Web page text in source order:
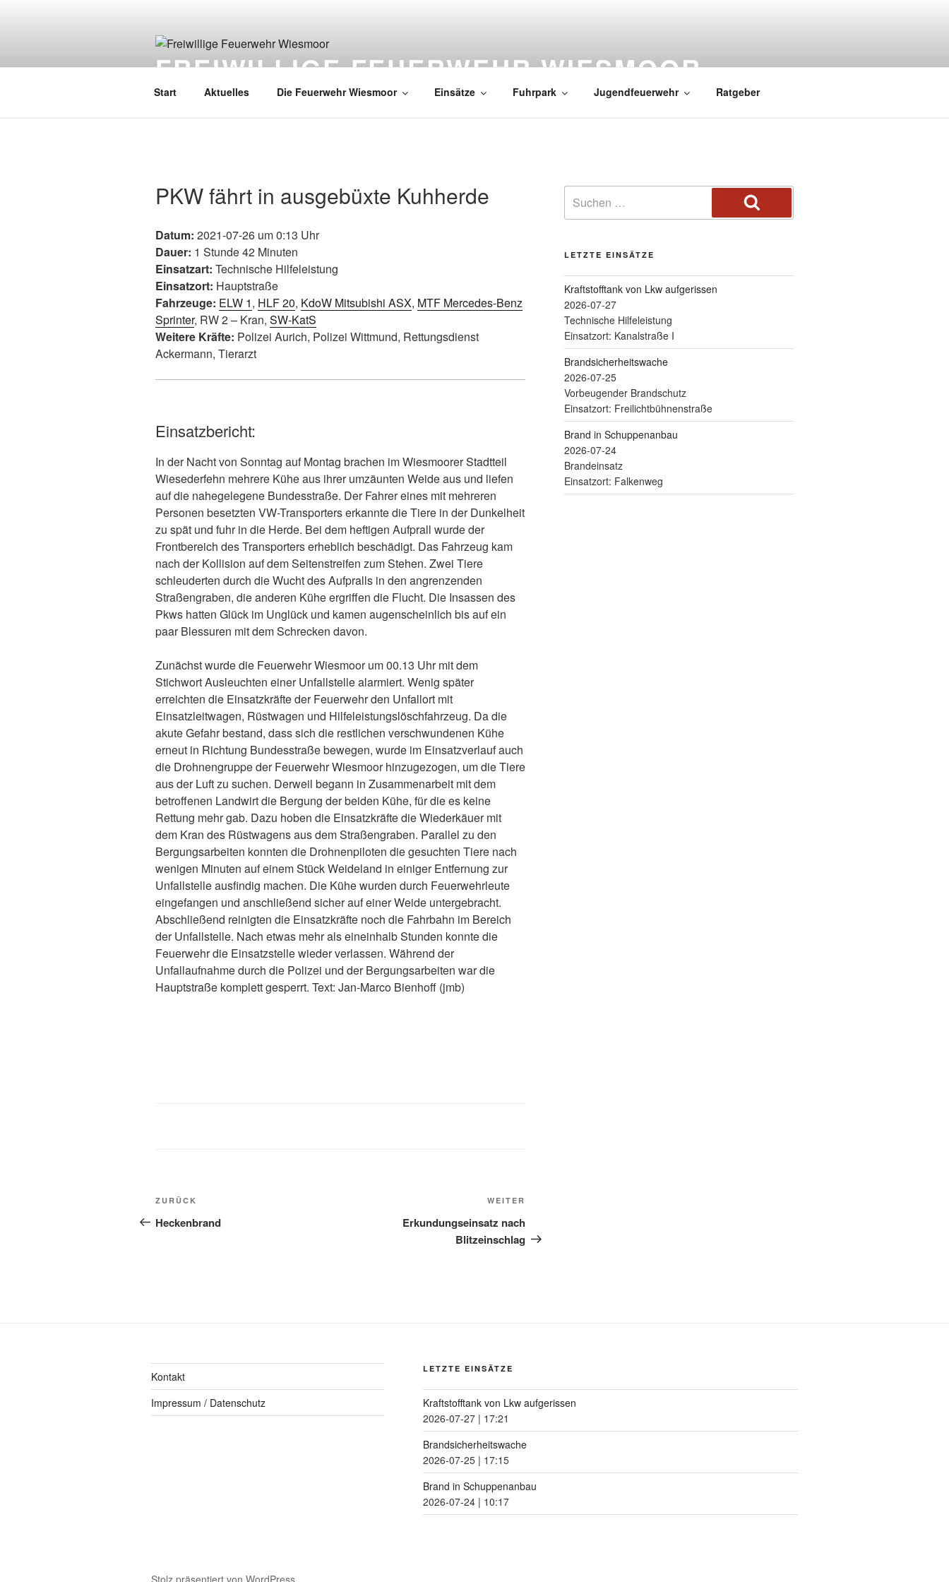
FREIWILLIGE FEUERWEHR WIESMOOR
Start Aktuelles Die Feuerwehr Wiesmoor Einsätze Fuhrpark Jugendfeuerwehr Ratgeber
PKW fährt in ausgebüxte Kuhherde
Datum: 2021-07-26 um 0:13 Uhr
Dauer: 1 Stunde 42 Minuten
Einsatzart: Technische Hilfeleistung
Einsatzort: Hauptstraße
Fahrzeuge: ELW 1, HLF 20, KdoW Mitsubishi ASX, MTF Mercedes-Benz
Sprinter, RW 2 – Kran, SW-KatS
Weitere Kräfte: Polizei Aurich, Polizei Wittmund, Rettungsdienst
Ackermann, Tierarzt
Einsatzbericht:
In der Nacht von Sonntag auf Montag brachen im Wiesmoorer Stadtteil
Wiesederfehn mehrere Kühe aus ihrer umzäunten Weide aus und liefen
auf die nahegelegene Bundesstraße. Der Fahrer eines mit mehreren
Personen besetzten VW-Transporters erkannte die Tiere in der Dunkelheit
zu spät und fuhr in die Herde. Bei dem heftigen Aufprall wurde der
Frontbereich des Transporters erheblich beschädigt. Das Fahrzeug kam
nach der Kollision auf dem Seitenstreifen zum Stehen. Zwei Tiere
schleuderten durch die Wucht des Aufpralls in den angrenzenden
Straßengraben, die anderen Kühe ergriffen die Flucht. Die Insassen des
Pkws hatten Glück im Unglück und kamen augenscheinlich bis auf ein
paar Blessuren mit dem Schrecken davon.
Zunächst wurde die Feuerwehr Wiesmoor um 00.13 Uhr mit dem
Stichwort Ausleuchten einer Unfallstelle alarmiert. Wenig später
erreichten die Einsatzkräfte der Feuerwehr den Unfallort mit
Einsatzleitwagen, Rüstwagen und Hilfeleistungslöschfahrzeug. Da die
akute Gefahr bestand, dass sich die restlichen verschwundenen Kühe
erneut in Richtung Bundesstraße bewegen, wurde im Einsatzverlauf auch
die Drohnengruppe der Feuerwehr Wiesmoor hinzugezogen, um die Tiere
aus der Luft zu suchen. Derweil begann in Zusammenarbeit mit dem
betroffenen Landwirt die Bergung der beiden Kühe, für die es keine
Rettung mehr gab. Dazu hoben die Einsatzkräfte die Wiederkäuer mit
dem Kran des Rüstwagens aus dem Straßengraben. Parallel zu den
Bergungsarbeiten konnten die Drohnenpiloten die gesuchten Tiere nach
wenigen Minuten auf einem Stück Weideland in einiger Entfernung zur
Unfallstelle ausfindig machen. Die Kühe wurden durch Feuerwehrleute
eingefangen und anschließend sicher auf einer Weide untergebracht.
Abschließend reinigten die Einsatzkräfte noch die Fahrbahn im Bereich
der Unfallstelle. Nach etwas mehr als eineinhalb Stunden konnte die
Feuerwehr die Einsatzstelle wieder verlassen. Während der
Unfallaufnahme durch die Polizei und der Bergungsarbeiten war die
Hauptstraße komplett gesperrt. Text: Jan-Marco Bienhoff (jmb)
ZURÜCK
Heckenbrand
WEITER
Erkundungseinsatz nach
Blitzeinschlag
LETZTE EINSÄTZE
Kraftstofftank von Lkw aufgerissen
2026-07-27
Technische Hilfeleistung
Einsatzort: Kanalstraße I
Brandsicherheitswache
2026-07-25
Vorbeugender Brandschutz
Einsatzort: Freilichtbühnenstraße
Brand in Schuppenanbau
2026-07-24
Brandeinsatz
Einsatzort: Falkenweg
Kontakt
Impressum / Datenschutz
LETZTE EINSÄTZE
Kraftstofftank von Lkw aufgerissen
2026-07-27| 17:21
Brandsicherheitswache
2026-07-25| 17:15
Brand in Schuppenanbau
2026-07-24| 10:17
Stolz präsentiert von WordPress